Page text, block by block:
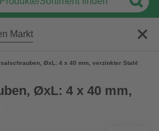
Markt
ØxL: 4 x 40 mm, verzinkter Stahl
ØxL: 4 x 40 mm,